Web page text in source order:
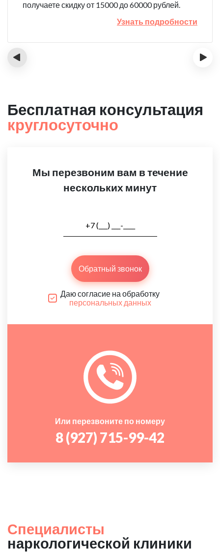
получаете скидку от 15000 до 60000 рублей.
Узнать подробности
‹ ›
Бесплатная консультация
круглосуточно
Мы перезвоним вам в течение
нескольких минут
Обратный звонок
Даю согласие на обработку
персональных данных
Или перезвоните по номеру
8 (927) 715-99-42
Специалисты
наркологической клиники